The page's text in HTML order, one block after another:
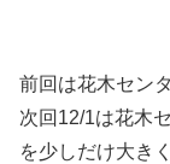
前回は花木セン
次回12/1は花木
を少しだけ大き